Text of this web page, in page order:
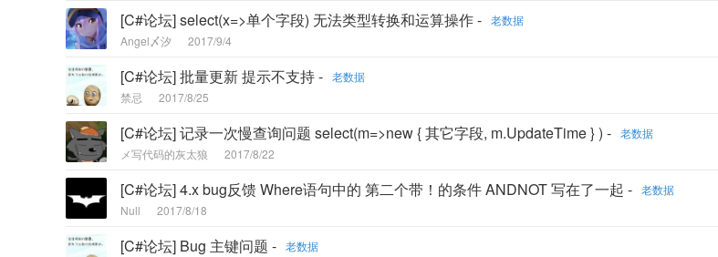
[C#论坛] select(x=>单个字段) 无法类型转换和运算操作 - 老数据
Angel〆汐
2017/9/4
[C#论坛] 批量更新 提示不支持 - 老数据
禁忌
2017/8/25
[C#论坛] 记录一次慢查询问题 select(m=>new { 其它字段, m.UpdateTime } ) - 老数据
メ写代码的灰太狼
2017/8/22
[C#论坛] 4.x bug反馈 Where语句中的 第二个带！的条件 ANDNOT 写在了一起 - 老数据
Null
2017/8/18
[C#论坛] Bug 主键问题 - 老数据